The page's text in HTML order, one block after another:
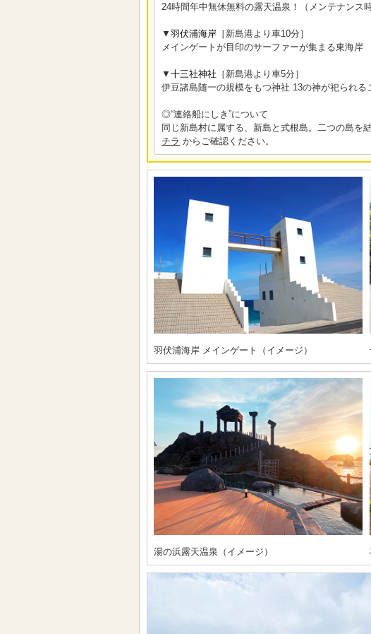
24時間年中無休無料の露天温泉！（メンテナンス
▼ 羽伏浦海岸 ［新島港より車10分］
メインゲートが目印のサーファーが集まる東海岸
▼ 十三社神社 ［新島港より車5分］
伊豆諸島随一の規模をもつ神社 13の神が祀られる
◎“連絡船にしき”について
同じ新島村に属する、新島と式根島。二つの島を
チラ からご確認ください。
羽伏浦海岸 メインゲート（イメージ）
湯の浜露天温泉（イメージ）